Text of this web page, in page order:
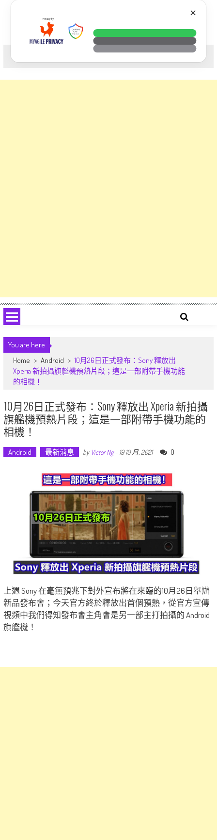
科技. 生活. 攝影.
You are here
Home > Android > 10月26日正式發布：Sony 釋放出
Xperia 新拍攝旗艦機預熱片段；這是一部附帶手機功能
的相機！
10月26日正式發布：Sony 釋放出 Xperia 新拍攝
旗艦機預熱片段；這是一部附帶手機功能的
相機！
Android 最新消息 by Victor Ng- 19 10 月, 2021 0
上週 Sony 在毫無預兆下對外宣布將在來臨的10月26日舉辦
新品發布會；今天官方終於釋放出首個預熱，從官方宣傳
視頻中我們得知發布會主角會是另一部主打拍攝的 Android
旗艦機！
✕